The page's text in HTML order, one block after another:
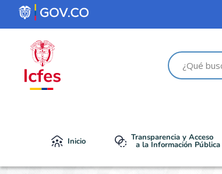
Inicio Transparencia y Acceso
a la Información Pública